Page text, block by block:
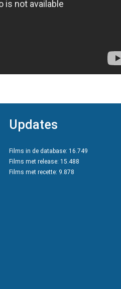
Updates
Films in de database: 16.749
Films met release: 15.488
Films met recette: 9.878